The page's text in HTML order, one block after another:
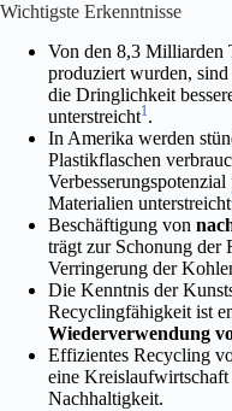
Wichtigste Erkenntnisse
Von den 8,3 Milliarden
produziert wurden,
die Dringlichkeit
unterstreicht1.
In Amerika werden
Plastikflaschen
Materialien unterstreicht
Beschäftigung von
trägt zur Schonung der
Verringerung der
Die Kenntnis der
Recyclingfähigkeit ist
Wiederverwendung
Effizientes Recycling
eine
Nachhaltigkeit.